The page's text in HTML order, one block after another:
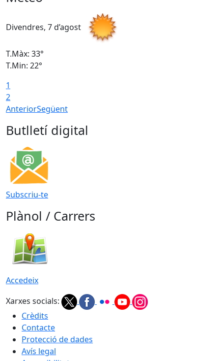
Divendres, 7 d’agost
T.Màx: 33°
T.Min: 22°
1
2
AnteriorSegüent
Butlletí digital
Subscriu-te
Plànol / Carrers
Accedeix
Xarxes socials:
Crèdits
Contacte
Protecció de dades
Avís legal